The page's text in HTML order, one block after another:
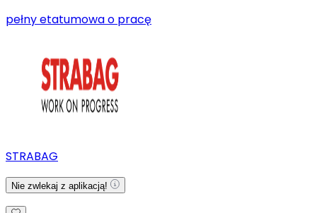
pełny etatumowa o pracę
STRABAG
Nie zwlekaj z aplikacją!